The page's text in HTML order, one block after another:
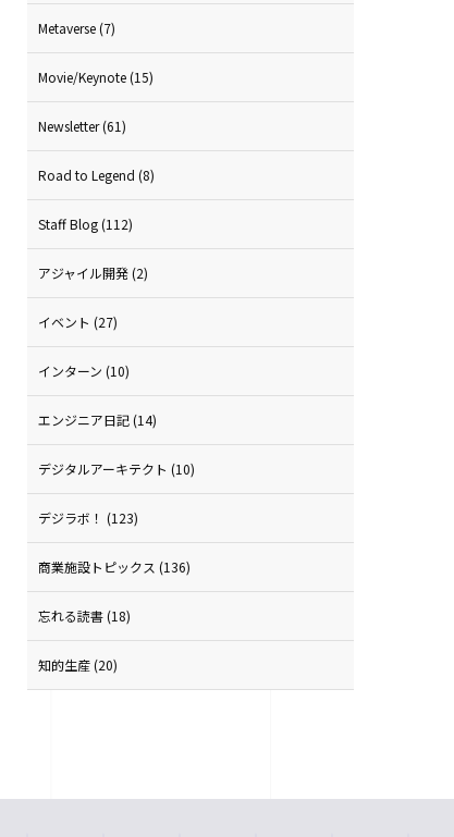
Metaverse(7)
Movie/Keynote(15)
Newsletter(61)
Road to Legend (8)
Staff Blog(112)
アジャイル開発(2)
イベント (27)
インターン (10)
エンジニア日記(14)
デジタルアーキテクト (10)
デジラボ！ (123)
商業施設トピックス (136)
忘れる読書(18)
知的生産(20)